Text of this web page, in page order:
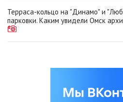
Терраса-кольцо на "Динамо" и
парковки. Каким увидели Омск